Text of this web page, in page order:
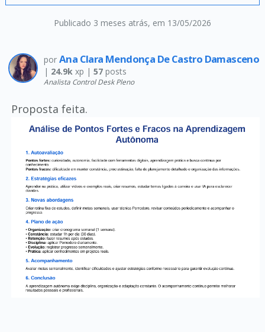
Publicado 3 meses atrás, em 13/05/2026
por Ana Clara Mendonça De Castro Damasceno
| 24.9kxp | 57posts
Analista Control Desk Pleno
Proposta feita.